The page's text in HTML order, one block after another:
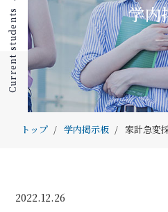
学内
トップ 学内掲示板
Current students
2022.12.26